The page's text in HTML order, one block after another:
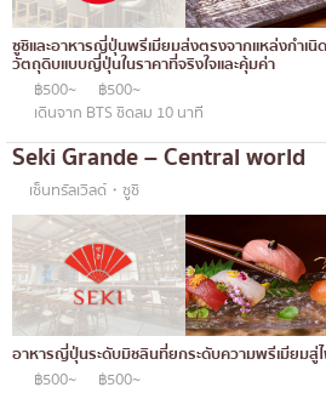
ชาบูชาบู/สุกี้ยากี้
แกงกะหรี่ญี่ปุ่น
ไก่ย่างเสียบไม้สไตล์ญี่ปุ่น
โซบะ/อุด้ง
ขนมหวานญี่ปุ่น
เทมปุระ
โอมากาเสะ
ร้านอาหารญี่ปุ่นระดับพรีเมียม
ซาชิมิ/อาหารทะเล
ทองหล่อ
เอกมัย
พร้อมพงษ์
อโศก
อารีย์
สีลม
สาทร
อ่อนนุช
พระราม 9
บทความที่KOLแนะนำ
ซูชิและอาหารญี่ปุ่นพรีเมียมส่งตรงจากแหล่งกำเ
วัตถุดิบแบบญี่ปุ่นในราคาที่จริงใจและคุ้มค่า
฿500~
฿500~
เดินจาก BTS ชิดลม 10 นาที
Seki Grande – Central world
เซ็นทรัลเวิลด์・ซูชิ
อาหารญี่ปุ่นระดับมิชลินที่ยกระดับความพรีเมียมสู่ไ
฿500~
฿500~